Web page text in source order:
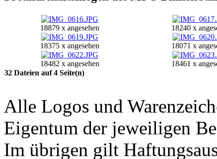
18879 x angesehen 18240 x
18375 x angesehen 18071 x
18482 x angesehen
18461 x
32 Dateien auf 4 Seite(n)
Alle Logos und
Eigentum der jeweiligen
Im übrigen gilt